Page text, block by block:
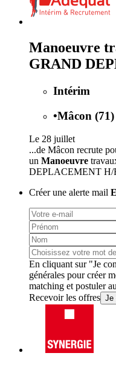
Manoeuvre
GRAND
Intérim
•Mâcon (71)
Le 28 juillet
...de Mâcon recrute
un Manoeuvre
DEPLACEMENT H/
Créer une alerte mail
En cliquant sur "Je
générales pour créer
matching et postuler
Recevoir les offres Je